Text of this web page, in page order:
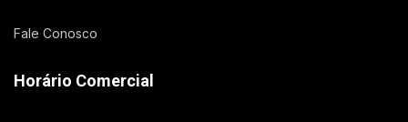
Fale Conosco
Horário Comercial